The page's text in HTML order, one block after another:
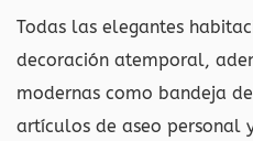
Todas las elegantes
decoración atemporal,
modernas como bandeja
artículos de aseo personal